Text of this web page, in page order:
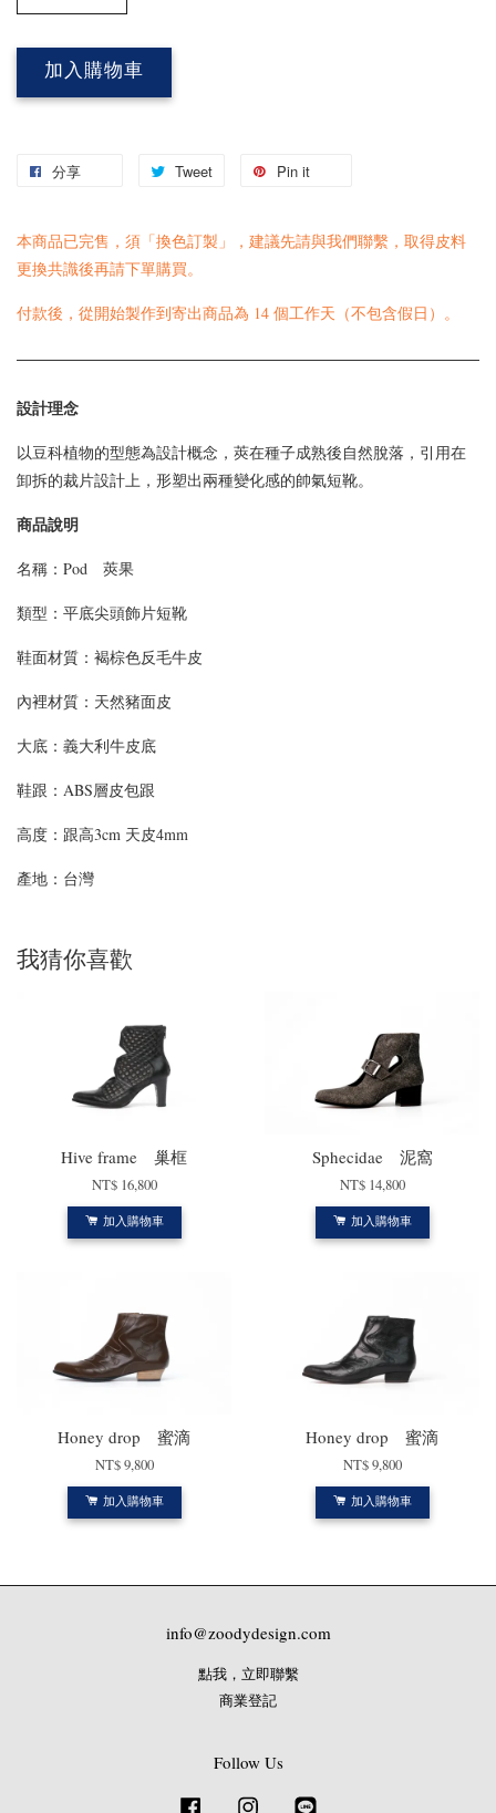
加入購物車
分享 Tweet Pin it
本商品已完售，須「換色訂製」，建議先請與我們聯繫 ，取得皮料
更換共識後再請下單購買。
付款後，從開始製作到寄出商品為 14 個工作天（不包含假日）。
設計理念
以豆科植物的型態為設計概念，莢在種子成熟後自然脫落，引用在
卸拆的裁片設計上，形塑出兩種變化感的帥氣短靴。
商品說明
名稱：Pod 莢果
類型：平底尖頭飾片短靴
鞋面材質：褐棕色反毛牛皮
內裡材質：天然豬面皮
大底：義大利牛皮底
鞋跟：ABS層皮包跟
高度：跟高3cm 天皮4mm
產地：台灣
我猜你喜歡
Hive frame 巢框
NT$ 16,800
加入購物車
Sphecidae 泥窩
NT$ 14,800
加入購物車
Honey drop 蜜滴
NT$ 9,800
加入購物車
Honey drop 蜜滴
NT$ 9,800
加入購物車
info@zoodydesign.com
點我，立即聯繫
商業登記
Follow Us
Facebook Instagram